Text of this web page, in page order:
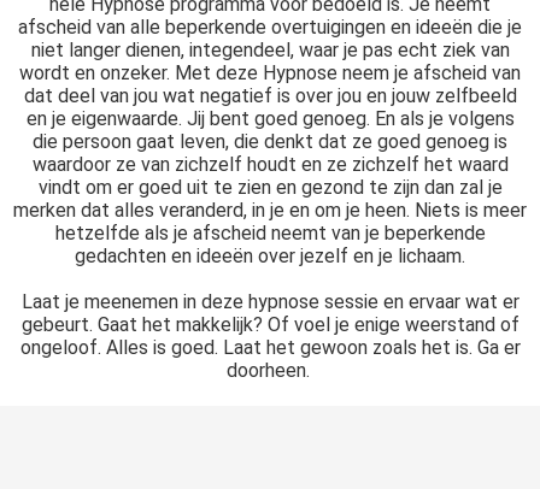
afscheid van alle beperkende overtuigingen en ideeën die je
niet langer dienen, integendeel, waar je pas echt ziek van
wordt en onzeker. Met deze Hypnose neem je afscheid van
dat deel van jou wat negatief is over jou en jouw zelfbeeld
en je eigenwaarde. Jij bent goed genoeg. En als je volgens
die persoon gaat leven, die denkt dat ze goed genoeg is
waardoor ze van zichzelf houdt en ze zichzelf het waard
vindt om er goed uit te zien en gezond te zijn dan zal je
merken dat alles veranderd, in je en om je heen. Niets is meer
hetzelfde als je afscheid neemt van je beperkende
gedachten en ideeën over jezelf en je lichaam.
Laat je meenemen in deze hypnose sessie en ervaar wat er
gebeurt. Gaat het makkelijk? Of voel je enige weerstand of
ongeloof. Alles is goed. Laat het gewoon zoals het is. Ga er
doorheen.